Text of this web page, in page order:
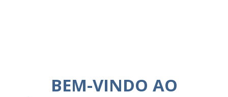
BEM-VINDO AO